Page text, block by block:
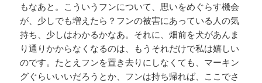
もなあと。こういうフンについて、思いをめぐらす機会
が、少しでも増えたら？フンの被害にあっている人の気
持ち、少しはわかるかなあ。それに、畑前を犬があんま
り通りかからなくなるのは、もうそれだけで私は嬉しい
のです。たとえフンを置き去りにしなくても、マーキン
グぐらいいいだろうとか、フンは持ち帰れば、ここでさ